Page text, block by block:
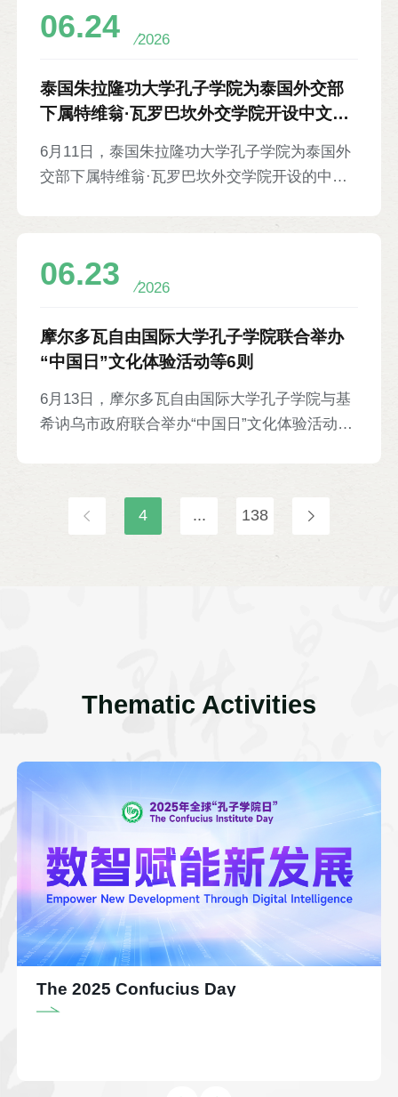
摄的有关两国风景、教育、传统文化、青年成长
尼克·赫米尼耶，地方政府和内岛部部长罗斯，
维多利亚市市长米肖-巴耶特，塞舌尔前副总
大学校长兼孔院塞方院长珀露以及各界代表等
70余人于开幕首日观展。
06.24 2026
泰国朱拉隆功大学孔子学院为泰国外交部
下属特维翁·瓦罗巴坎外交学院开设中文培
6月11日，泰国朱拉隆功大学孔子学院为泰国外
交部下属特维翁·瓦罗巴坎外交学院开设的中文
HSK1级词汇、语法与句型等基础知识，以及问
泰国外交部9个部门的30名职员参加培训。外交
出席开课仪式。
06.23 2026
摩尔多瓦自由国际大学孔子学院联合举办
“中国日”文化体验活动等6则
6月13日，摩尔多瓦自由国际大学孔子学院与基
希讷乌市政府联合举办“中国日”文化体验活动。
食、民族乐器等文化体验活动。摩尔多瓦文化部
长贾尔丹、摩尔多瓦议会副议长巴特雷恩察、基
4 ... 138
Thematic Activities
The 2025 Confucius Day